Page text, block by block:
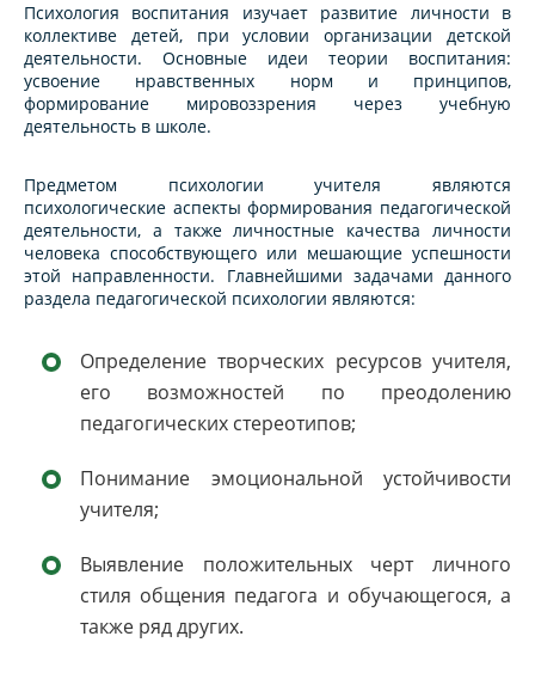
Психология воспитания изучает развитие личности в
коллективе детей, при условии организации детской
деятельности. Основные идеи теории воспитания:
усвоение нравственных норм и принципов,
формирование мировоззрения через учебную
деятельность в школе.
Предметом психологии учителя являются
психологические аспекты формирования педагогической
деятельности, а также личностные качества личности
человека способствующего или мешающие успешности
этой направленности. Главнейшими задачами данного
раздела педагогической психологии являются:
Определение творческих ресурсов учителя,
его возможностей по преодолению
педагогических стереотипов;
Понимание эмоциональной устойчивости
учителя;
Выявление положительных черт личного
стиля общения педагога и обучающегося, а
также ряд других.